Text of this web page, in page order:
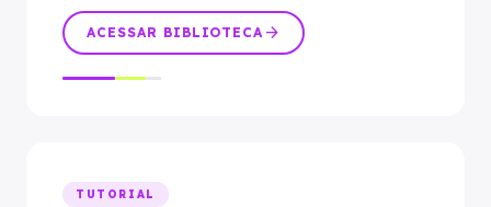
ACESSAR BIBLIOTECA arrow_forward
TUTORIAL